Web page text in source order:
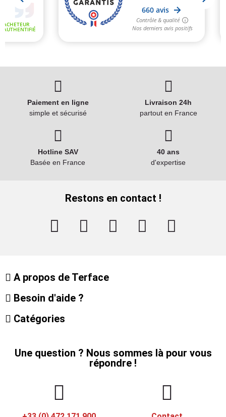
Paiement en ligne
simple et sécurisé
Livraison 24h
partout en France
Hotline SAV
Basée en France
40 ans
d'expertise
Restons en contact !
A propos de Terface
Besoin d'aide ?
Catégories
Une question ? Nous sommes là pour vous
répondre !